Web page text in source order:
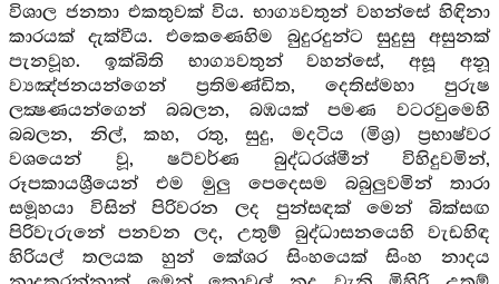
විශාල ජනතා එකතුවක් විය. භාග්‍යවතුන් වහන්සේ හිඳිනා
කාරයක් දැක්වීය. එකෙණෙහිම බුදුරදුන්ට සුදුසු අසුනක්
පැනවූහ. ඉක්බිති භාග්‍යවතුන් වහන්සේ, අසූ අනූ
ව්‍යඤ්ජනයන්ගෙන් ප්‍රතිමණ්ඩිත, දෙතිස්මහා පුරුෂ
ලක්‍ෂණයන්ගෙන් බබලන, බඹයක් පමණ වටරවුමෙහි
බබලන, නිල්, කහ, රතු, සුදු, මදටිය (මිශ්‍ර) ප්‍රභාෂ්වර
වශයෙන් වූ, ෂට්වර්ණ බුද්ධරශ්මීන් විහිදුවමින්,
රූපකායශ්‍රීයෙන් එම මුලු පෙදෙසම බබුලුවමින් තාරා
සමූහයා විසින් පිරිවරන ලද පුන්සඳක් මෙන් බික්සඟ
පිරිවැරුනේ පනවන ලද, උතුම් බුද්ධාසනයෙහි වැඩහිඳ
හිරියල් තලයක හුන් කේශර සිංහයෙක් සිංහ නාදය